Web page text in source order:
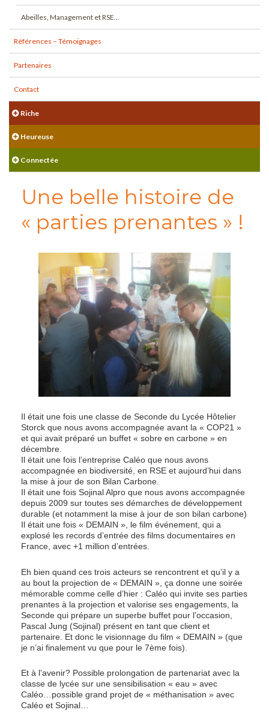
Abeilles, Management et RSE…
Références – Témoignages
Partenaires
Contact
Riche
Heureuse
Connectée
Une belle histoire de
« parties prenantes » !
Il était une fois une classe de Seconde du Lycée Hôtelier
Storck que nous avons accompagnée avant la « COP21 »
et qui avait préparé un buffet « sobre en carbone » en
décembre.
Il était une fois l’entreprise Caléo que nous avons
accompagnée en biodiversité, en RSE et aujourd’hui dans
la mise à jour de son Bilan Carbone.
Il était une fois Sojinal Alpro que nous avons accompagnée
depuis 2009 sur toutes ses démarches de développement
durable (et notamment la mise à jour de son bilan carbone)
Il était une fois « DEMAIN », le film événement, qui a
explosé les records d’entrée des films documentaires en
France, avec +1 million d’entrées.
Eh bien quand ces trois acteurs se rencontrent et qu’il y a
au bout la projection de « DEMAIN », ça donne une soirée
mémorable comme celle d’hier : Caléo qui invite ses parties
prenantes à la projection et valorise ses engagements, la
Seconde qui prépare un superbe buffet pour l’occasion,
Pascal Jung (Sojinal) présent en tant que client et
partenaire. Et donc le visionnage du film « DEMAIN » (que
je n’ai finalement vu que pour le 7ème fois).
Et à l’avenir? Possible prolongation de partenariat avec la
classe de lycée sur une sensibilisation « eau » avec
Caléo…possible grand projet de « méthanisation » avec
Caléo et Sojinal…